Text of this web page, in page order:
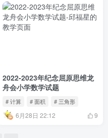
2022-2023年纪念屈原思维龙
舟会小学数学试题
# 计算 # 面积 # 三角形
6月28日 22:12 9